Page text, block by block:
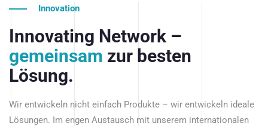
Innovation
Innovating Network –
gemeinsam zur besten
Lösung.
Wir entwickeln nicht einfach Produkte – wir entwickeln ideale
Lösungen. Im engen Austausch mit unserem internationalen